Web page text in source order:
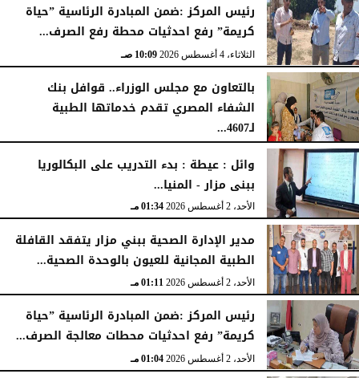
الثلاثاء، 4 أغسطس 2026 03:00 مـ
رئيس المركز :ضمن المبادرة الرئاسية ”حياة
كريمة” رفع احدثيات محطة رفع الصرف...
الثلاثاء، 4 أغسطس 2026 10:09 صـ
بالتعاون مع مجلس الوزراء.. قوافل بنك
الشفاء المصري تقدم خدماتها الطبية
لـ4607...
الإثنين، 3 أغسطس 2026
وائل : عيطة : بدء التدريب على البكالوريا
ببنى مزار - المنيا...
الأحد، 2 أغسطس 2026 01:34 مـ
مدير الإدارة الصحية ببني مزار يتفقد القافلة
الطبية المجانية للعيون بالوحدة الصحية...
الأحد، 2 أغسطس 2026 01:11 مـ
رئيس المركز :ضمن المبادرة الرئاسية ”حياة
كريمة” رفع احدثيات محطات معالجة الصرف...
الأحد، 2 أغسطس 2026 01:04 مـ